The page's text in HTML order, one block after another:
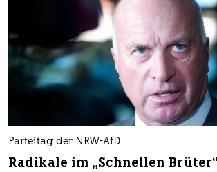
Parteitag der NRW-AfD
Radikale im „Schnellen Brüter“